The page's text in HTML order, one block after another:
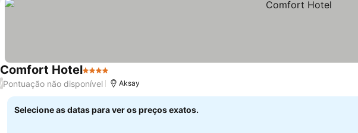
Comfort Hotel4 Estrelas
/Pontuação não disponível Aksay
Selecione as datas para ver os preços exatos.